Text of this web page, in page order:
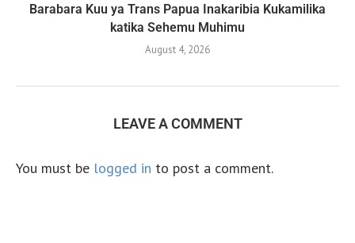
Barabara Kuu ya Trans Papua Inakaribia Kukamilika
katika Sehemu Muhimu
August 4, 2026
LEAVE A COMMENT
You must be logged in to post a comment.